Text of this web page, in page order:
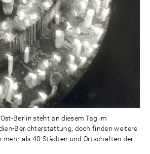
Berlin steht an diesem Tag im
Berichterstattung, doch finden weitere
mehr als 40 Städten und Ortschaften der